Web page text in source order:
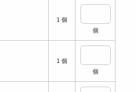
1 個
個
1 個
個